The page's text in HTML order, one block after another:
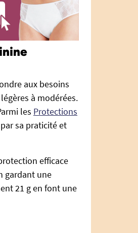
aux besoins
à modérées.
les Protections
sa praticité et
efficace
gardant une
21 g en font une